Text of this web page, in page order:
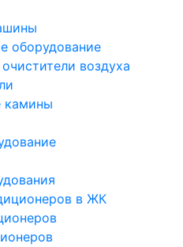
оборудование
воздуха
камины
в ЖК